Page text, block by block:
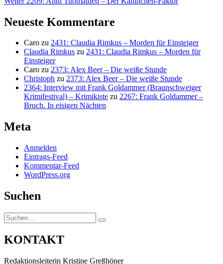
Neueste Kommentare
Caro zu 2431: Claudia Rimkus – Morden für Einsteiger
Claudia Rimkus zu 2431: Claudia Rimkus – Morden für
Einsteiger
Caro zu 2373: Alex Beer – Die weiße Stunde
Christoph zu 2373: Alex Beer – Die weiße Stunde
2364: Interview mit Frank Goldammer (Braunschweiger
Krimifestival) – Krimikiste zu 2267: Frank Goldammer –
Bruch. In eisigen Nächten
Meta
Anmelden
Eintrags-Feed
Kommentar-Feed
WordPress.org
Suchen
Suchen
nach:
Suchen
KONTAKT
Redaktionsleiterin Kristine Greßhöner